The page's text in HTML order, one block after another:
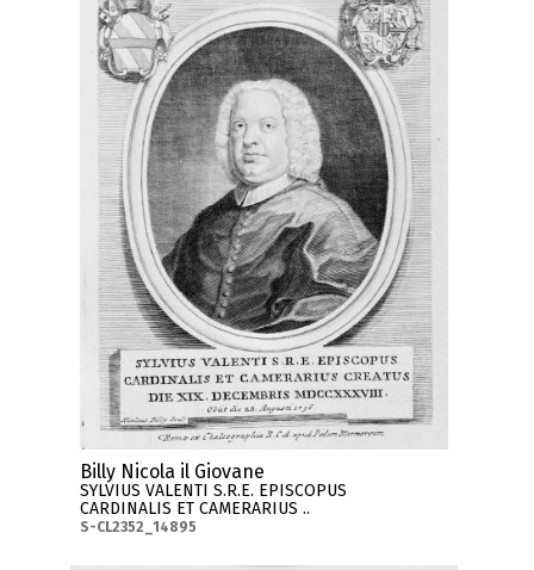
Billy Nicola il Giovane
SYLVIUS VALENTI S.R.E. EPISCOPUS
CARDINALIS ET CAMERARIUS ..
S-CL2352_14895